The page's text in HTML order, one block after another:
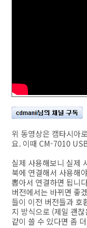
위 동영상은 캠타시아
요. 이때 CM-7010
실제 사용해보니 실제
북에 연결해서 사용해
뽑아서 연결하면 됩니
버전에서는 바뀌면 좋
들이 이전 버전들과 호
지 방식으로 (제일 괜
같이 쓸 수 있다면 좀